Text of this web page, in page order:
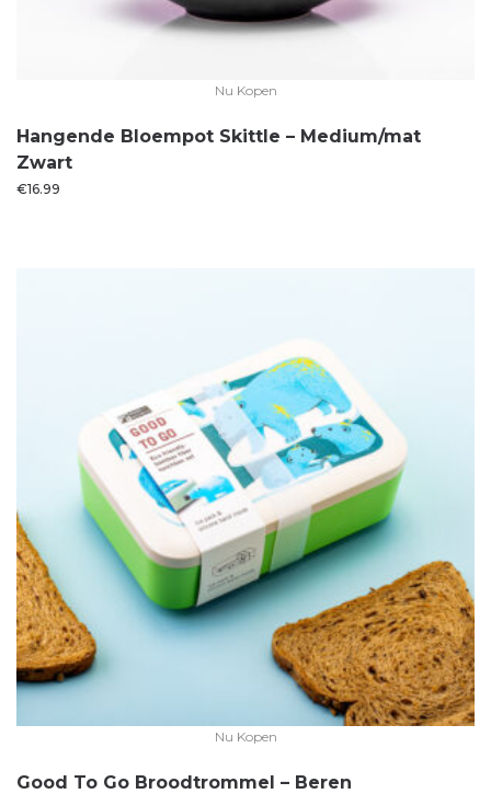
Nu Kopen
Hangende Bloempot Skittle – Medium/mat
Zwart
€16.99
Nu Kopen
Good To Go Broodtrommel – Beren